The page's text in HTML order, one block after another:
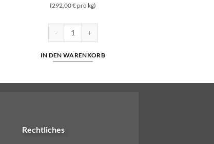
(292,00 € pro kg)
IN DEN WARENKORB
Rechtliches